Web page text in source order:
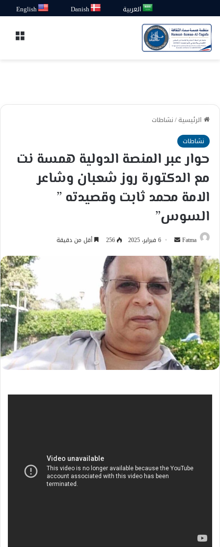
العربية Danish
English
الرئيسية/نشاطات
نشاطات
حوار عبر المنصة الدولية همسة نت
مع الدكتورة روز شعبان وشاعر
الامة محمد ثابت وقصيدته ”
السوس”
Fatma
أرسل
إلكترونيا
6 فبراير، 2025 256 أقل من دقيقة